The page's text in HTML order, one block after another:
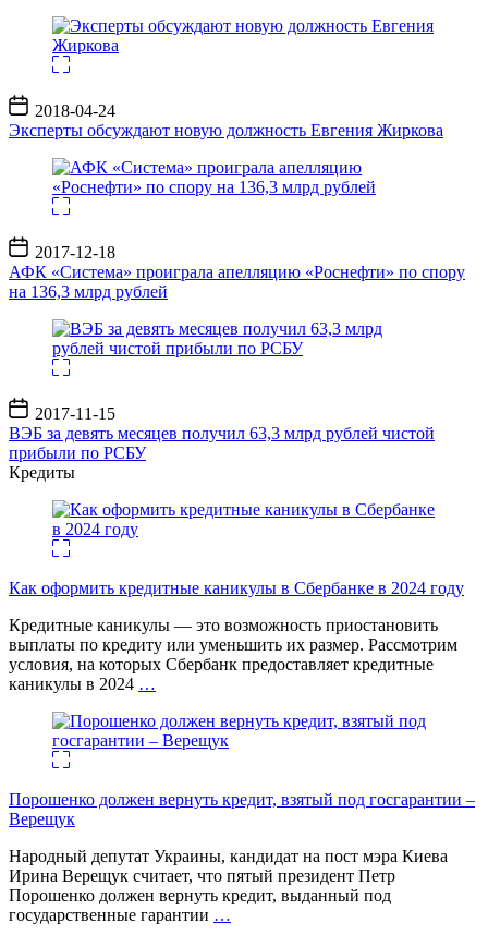
Дата
записи
2018-04-24
Эксперты обсуждают новую должность Евгения Жиркова
Дата
записи
2017-12-18
АФК «Система» проиграла апелляцию «Роснефти» по спору
на 136,3 млрд рублей
Дата
записи
2017-11-15
ВЭБ за девять месяцев получил 63,3 млрд рублей чистой
прибыли по РСБУ
Кредиты
Как оформить кредитные каникулы в Сбербанке в 2024 году
Кредитные каникулы — это возможность приостановить
выплаты по кредиту или уменьшить их размер. Рассмотрим
условия, на которых Сбербанк предоставляет кредитные
каникулы в 2024 …
Порошенко должен вернуть кредит, взятый под госгарантии –
Верещук
Народный депутат Украины, кандидат на пост мэра Киева
Ирина Верещук считает, что пятый президент Петр
Порошенко должен вернуть кредит, выданный под
государственные гарантии …